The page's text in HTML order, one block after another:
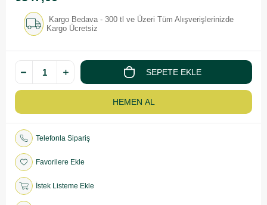
Kargo Bedava - 300 tl ve Üzeri Tüm Alışverişlerinizde
Kargo Ücretsiz
Telefonla Sipariş
Favorilere Ekle
İstek Listeme Ekle